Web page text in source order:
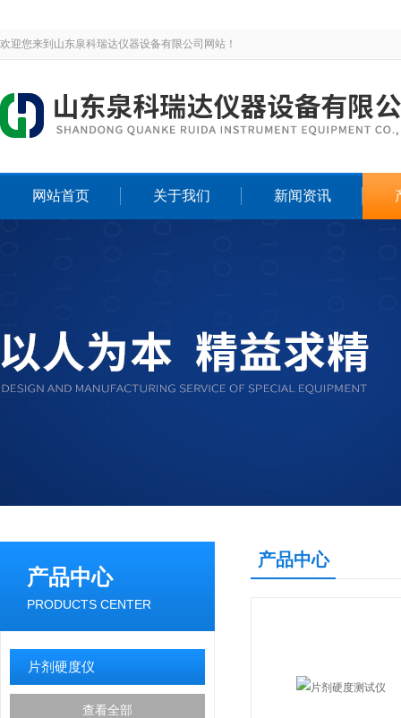
欢迎您来到山东泉科瑞达仪器设备有限公司网站！
网站首页 关于我们 新闻资讯
产品中心
PRODUCTS CENTER
片剂硬度仪
查看全部
产品中心